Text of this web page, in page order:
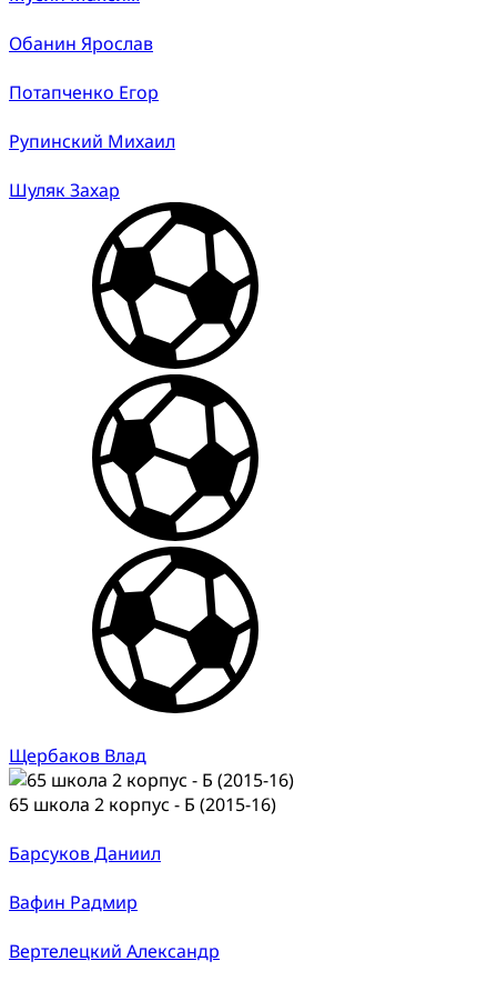
Обанин Ярослав
Потапченко Егор
Рупинский Михаил
Шуляк Захар
Щербаков Влад
65 школа 2 корпус - Б (2015-16)
Барсуков Даниил
Вафин Радмир
Вертелецкий Александр